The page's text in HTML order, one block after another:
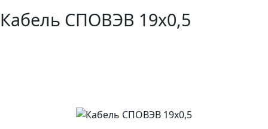
Кабель СПОВЭВ 19х0,5